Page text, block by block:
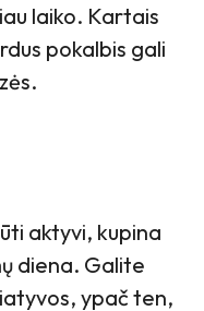
laiko. Kartais
pokalbis gali
aktyvi, kupina
diena. Galite
ypač ten,